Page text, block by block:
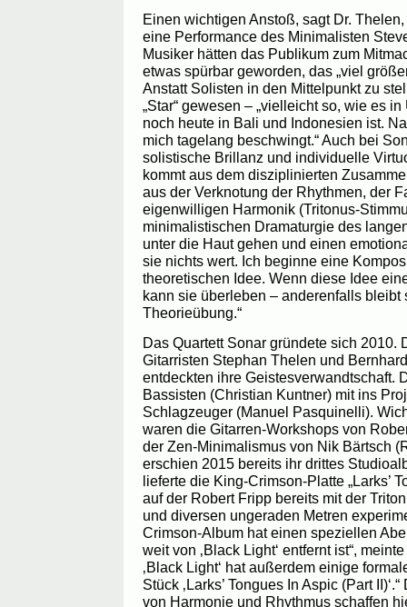
Einen wichtigen Anstoß, sagt Dr.
eine Performance des Minimalisten
Musiker hätten das Publikum zum
etwas spürbar geworden, das „viel
Anstatt Solisten in den Mittelpunkt zu
„Star“ gewesen – „vielleicht so, wie es
noch heute in Bali und Indonesien ist.
mich tagelang beschwingt.“ Auch bei
solistische Brillanz und individuelle
kommt aus dem disziplinierten
aus der Verknotung der Rhythmen, der
eigenwilligen Harmonik (Tritonus-
minimalistischen Dramaturgie des
unter die Haut gehen und einen
sie nichts wert. Ich beginne eine
theoretischen Idee. Wenn diese Idee
kann sie überleben – anderenfalls bleibt
Theorieübung.“
Das Quartett Sonar gründete sich 2010.
Gitarristen Stephan Thelen und
entdeckten ihre Geistesverwandtschaft.
Bassisten (Christian Kuntner) mit ins
Schlagzeuger (Manuel Pasquinelli).
waren die Gitarren-Workshops von
der Zen-Minimalismus von Nik Bärtsch
erschien 2015 bereits ihr drittes
lieferte die King-Crimson-Platte „Larks’
auf der Robert Fripp bereits mit der
und diversen ungeraden Metren
Crimson-Album hat einen speziellen
weit von ‚Black Light‘ entfernt ist“,
‚Black Light‘ hat außerdem einige
Stück ‚Larks’ Tongues In Aspic (Part
von Harmonie und Rhythmus schaffen